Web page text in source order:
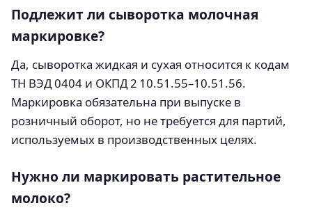
Подлежит ли сыворотка молочная
маркировке?
Да, сыворотка жидкая и сухая относится к кодам
ТН ВЭД 0404 и ОКПД 2 10.51.55–10.51.56.
Маркировка обязательна при выпуске в
розничный оборот, но не требуется для партий,
используемых в производственных целях.
Нужно ли маркировать растительное
молоко?